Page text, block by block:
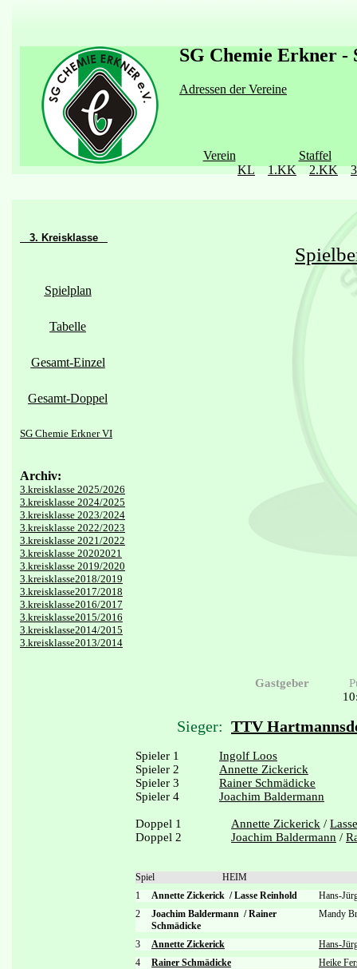
SG Chemie Erkner -
Adressen der Vereine
Verein
Staffel
KL
1.KK 2.KK
3. Kreisklasse
Spielplan
Tabelle
Gesamt-Einzel
Gesamt-Doppel
SG Chemie Erkner VI
Archiv:
3.kreisklasse 2025/2026
3.kreisklasse 2024/2025
3.kreisklasse 2023/2024
3.kreisklasse 2022/2023
3.kreisklasse 2021/2022
3.kreisklasse 20202021
3.kreisklasse 2019/2020
3.kreisklasse2018/2019
3.kreisklasse2017/2018
3.kreisklasse2016/2017
3.kreisklasse2015/2016
3.kreisklasse2014/2015
3.kreisklasse2013/2014
Gastgeber
Sieger: TTV
Spieler 1
Ingolf Loos
Spieler 2
Annette Zickerick
Spieler 3
Rainer Schmädicke
Spieler 4
Joachim Baldermann
Doppel 1 Annette Zickerick /
Doppel 2
Joachim Baldermann /
Spiel
HEIM
1
Annette Zickerick /Lasse Reinhold
Hans-
2
Joachim Baldermann /Rainer
Schmädicke
Mandy
3 Annette Zickerick
Hans-
4
Rainer Schmädicke
Heike